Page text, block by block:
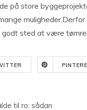
på store
muligheder.Derfor
sted at være
til ro: sådan